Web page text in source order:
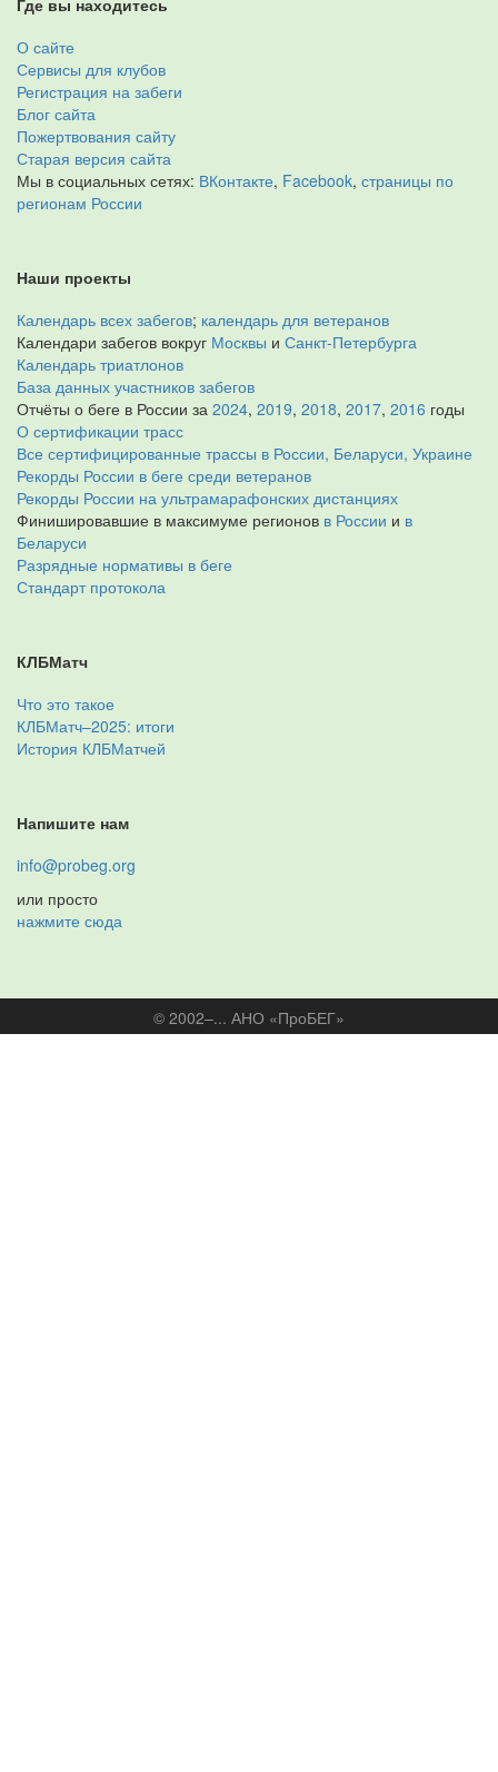
Где вы находитесь
О сайте
Сервисы для клубов
Регистрация на забеги
Блог сайта
Пожертвования сайту
Старая версия сайта
Мы в социальных сетях: ВКонтакте, Facebook, страницы по
регионам России
Наши проекты
Календарь всех забегов; календарь для ветеранов
Календари забегов вокруг Москвы и Санкт-Петербурга
Календарь триатлонов
База данных участников забегов
Отчёты о беге в России за 2024, 2019, 2018, 2017, 2016 годы
О сертификации трасс
Все сертифицированные трассы в России, Беларуси, Украине
Рекорды России в беге среди ветеранов
Рекорды России на ультрамарафонских дистанциях
Финишировавшие в максимуме регионов в России и в
Беларуси
Разрядные нормативы в беге
Стандарт протокола
КЛБМатч
Что это такое
КЛБМатч–2025: итоги
История КЛБМатчей
Напишите нам
info@probeg.org
или просто
нажмите сюда
© 2002–... АНО «ПроБЕГ»